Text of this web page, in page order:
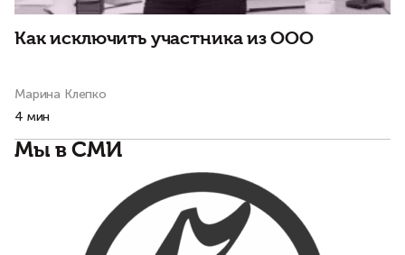
Как исключить участника из ООО
Марина Клепко
4 мин
Мы в СМИ